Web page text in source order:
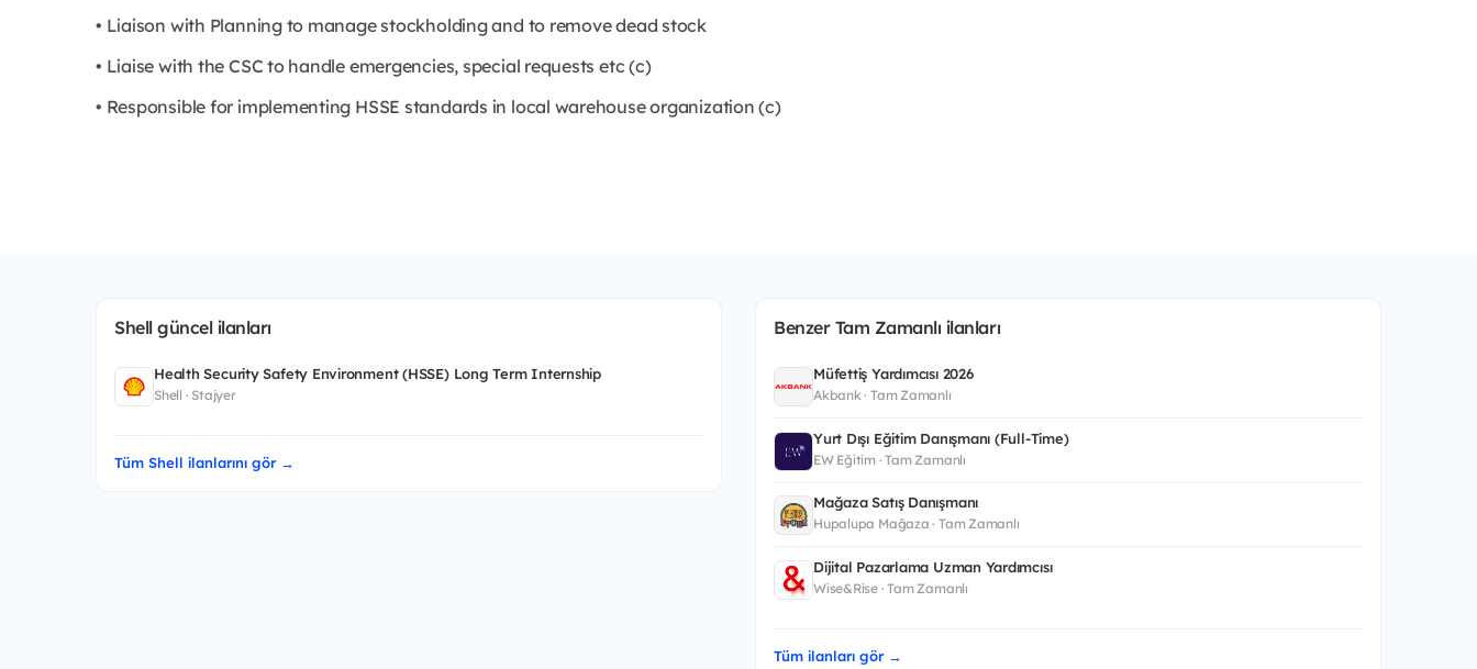
• Liaison with Planning to manage stockholding and to remove dead stock
• Liaise with the CSC to handle emergencies, special requests etc (c)
• Responsible for implementing HSSE standards in local warehouse organization (c)
Shell güncel ilanları
Health Security Safety Environment (HSSE) Long Term Internship
Shell · Stajyer
Tüm Shell ilanlarını gör →
Benzer Tam Zamanlı ilanları
Müfettiş Yardımcısı 2026
Akbank · Tam Zamanlı
Yurt Dışı Eğitim Danışmanı (Full-Time)
EW Eğitim · Tam Zamanlı
Mağaza Satış Danışmanı
Hupalupa Mağaza · Tam Zamanlı
Dijital Pazarlama Uzman Yardımcısı
Wise&Rise · Tam Zamanlı
Tüm ilanları gör →